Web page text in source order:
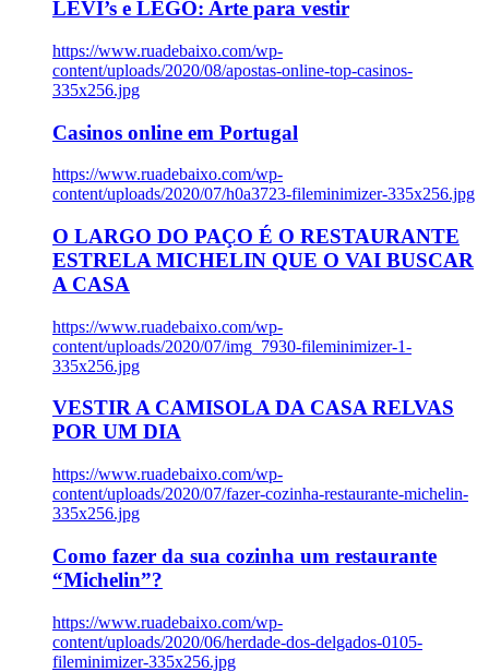
LEVI’s e LEGO: Arte para vestir
https://www.ruadebaixo.com/wp-
content/uploads/2020/08/apostas-online-top-casinos-
335x256.jpg
Casinos online em Portugal
https://www.ruadebaixo.com/wp-
content/uploads/2020/07/h0a3723-fileminimizer-335x256.jpg
O LARGO DO PAÇO É O RESTAURANTE
ESTRELA MICHELIN QUE O VAI BUSCAR
A CASA
https://www.ruadebaixo.com/wp-
content/uploads/2020/07/img_7930-fileminimizer-1-
335x256.jpg
VESTIR A CAMISOLA DA CASA RELVAS
POR UM DIA
https://www.ruadebaixo.com/wp-
content/uploads/2020/07/fazer-cozinha-restaurante-michelin-
335x256.jpg
Como fazer da sua cozinha um restaurante
“Michelin”?
https://www.ruadebaixo.com/wp-
content/uploads/2020/06/herdade-dos-delgados-0105-
fileminimizer-335x256.jpg